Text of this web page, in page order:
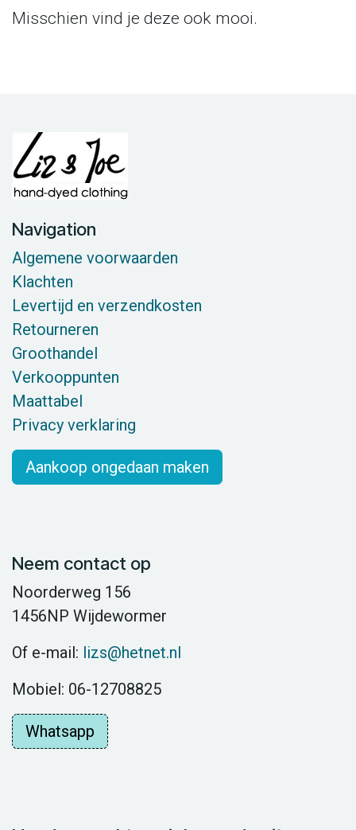
Misschien vind je deze ook mooi.
Navigation
Algemene voorwaarden
Klachten
Levertijd en verzendkosten
Retourneren
Groothandel
Verkooppunten
Maattabel
Privacy verklaring
Aankoop ongedaan maken
Neem contact op
Noorderweg 156
1456NP Wijdewormer
Of e-mail: lizs@hetnet.nl
Mobiel: 06-12708825
Whatsapp